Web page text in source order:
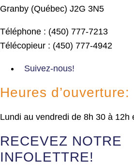
Granby (Québec) J2G 3N5
Téléphone : (450) 777-7213
Télécopieur : (450) 777-4942
Suivez-nous!
Heures d’ouverture:
Lundi au vendredi de 8h 30 à 12h
RECEVEZ NOTRE
INFOLETTRE!